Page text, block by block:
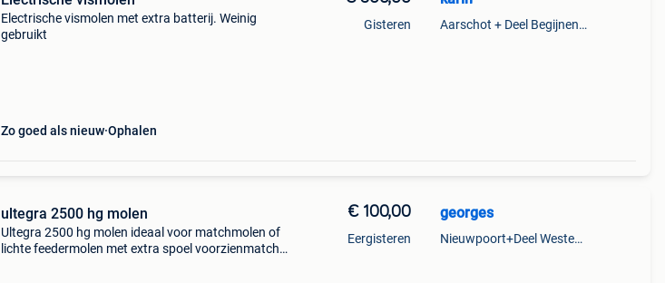
Electrische vismolen met extra batterij. Weinig
gebruikt
Zo goed als nieuw Ophalen
Gisteren Aarschot + Deel Begijnendijk
ultegra 2500 hg molen
Ultegra 2500 hg molen ideaal voor matchmolen of
lichte feedermolen met extra spoel voorzienmatch
€ 100,00
Eergisteren
georges
Nieuwpoort+Deel Westende